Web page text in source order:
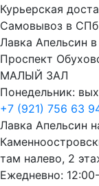
Курьерская
Самовывоз в СПб
Лавка Апельсин
Проспект
МАЛЫЙ ЗАЛ
Понедельник:
+7 (921) 756 63
Лавка Апельсин
там налево, 2
Ежедневно: